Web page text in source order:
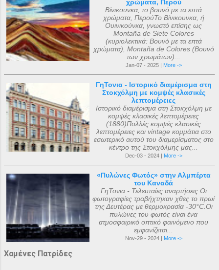
χρώματα, Περού
Βίνικουνκα, το βουνό με τα επτά
χρώματα, ΠερούΤο Βίνικουνκα, ή
Ουινικούνκα, γνωστό επίσης ως
Montaña de Siete Colores
(κυριολεκτικά: Βουνό με τα επτά
χρώματα), Montaña de Colores (Βουνό
των χρωμάτων)...
Jan-07 - 2025 | More ->
ΓηΤονια - Ιστορικό διαμέρισμα στη
Στοκχόλμη με κομψές κλασικές
λεπτομέρειες
Ιστορικό διαμέρισμα στη Στοκχόλμη με
κομψές κλασικές λεπτομέρειες
(1880)Πολλές κομψές κλασικές
λεπτομέρειες και vintage κομμάτια στο
εσωτερικό αυτού του διαμερίσματος στο
κέντρο της Στοκχόλμης μας...
Dec-03 - 2024 | More ->
«Πυλώνες Φωτός» στην Αλμπέρτα
του Καναδά
ΓηΤονια - Τελευταίες αναρτήσεις Οι
φωτογραφίες τραβήχτηκαν χθες το πρωί
της Δευτέρας με θερμοκρασία -30°C.Οι
πυλώνες του φωτός είναι ένα
ατμοσφαιρικό οπτικό φαινόμενο που
εμφανίζεται...
Nov-29 - 2024 | More ->
Χαμένες Πατρίδες